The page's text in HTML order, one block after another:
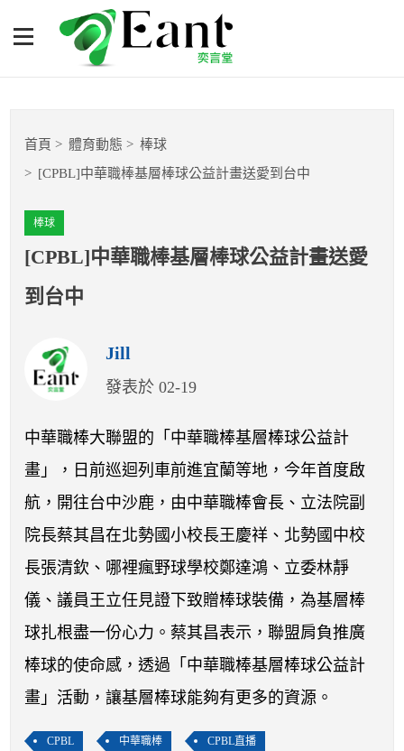
[CPBL]中華職棒基層棒球公
益計畫送愛到台中
籃球
球隊數據
運彩報報
明星分析師
首頁 體育動態 棒球
[CPBL]中華職棒基層棒球公益計畫送愛到台中
棒球
[CPBL]中華職棒基層棒球公益計畫送愛
到台中
Jill
發表於 02-19
中華職棒大聯盟的「中華職棒基層棒球公益計
畫」，日前巡迴列車前進宜蘭等地，今年首度啟
航，開往台中沙鹿，由中華職棒會長、立法院副
院長蔡其昌在北勢國小校長王慶祥、北勢國中校
長張清欽、哪裡瘋野球學校鄭達鴻、立委林靜
儀、議員王立任見證下致贈棒球裝備，為基層棒
球扎根盡一份心力。蔡其昌表示，聯盟肩負推廣
棒球的使命感，透過「中華職棒基層棒球公益計
畫」活動，讓基層棒球能夠有更多的資源。
CPBL 中華職棒 CPBL直播